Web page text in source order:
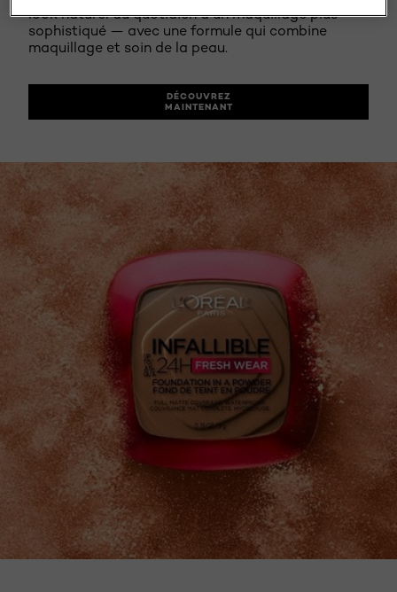
look naturel au quotidien à un maquillage plus
sophistiqué — avec une formule qui combine
maquillage et soin de la peau.
DÉCOUVREZ
MAINTENANT